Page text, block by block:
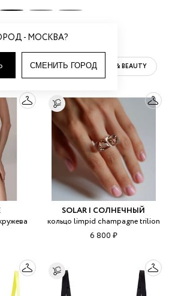
- МОСКВА?
СМЕНИТЬ ГОРОД
МУЖСКОЕ HOME & BEAUTY
SOLAR | СОЛНЕЧНЫЙ
кольцо limpid champagne trilion
6 800 ₽